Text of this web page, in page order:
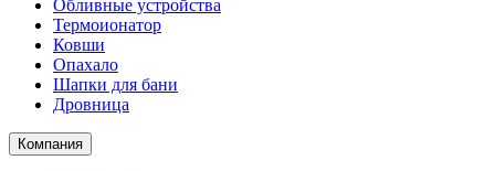
Обливные устройства
Термоионатор
Ковши
Опахало
Шапки для бани
Дровница
Компания